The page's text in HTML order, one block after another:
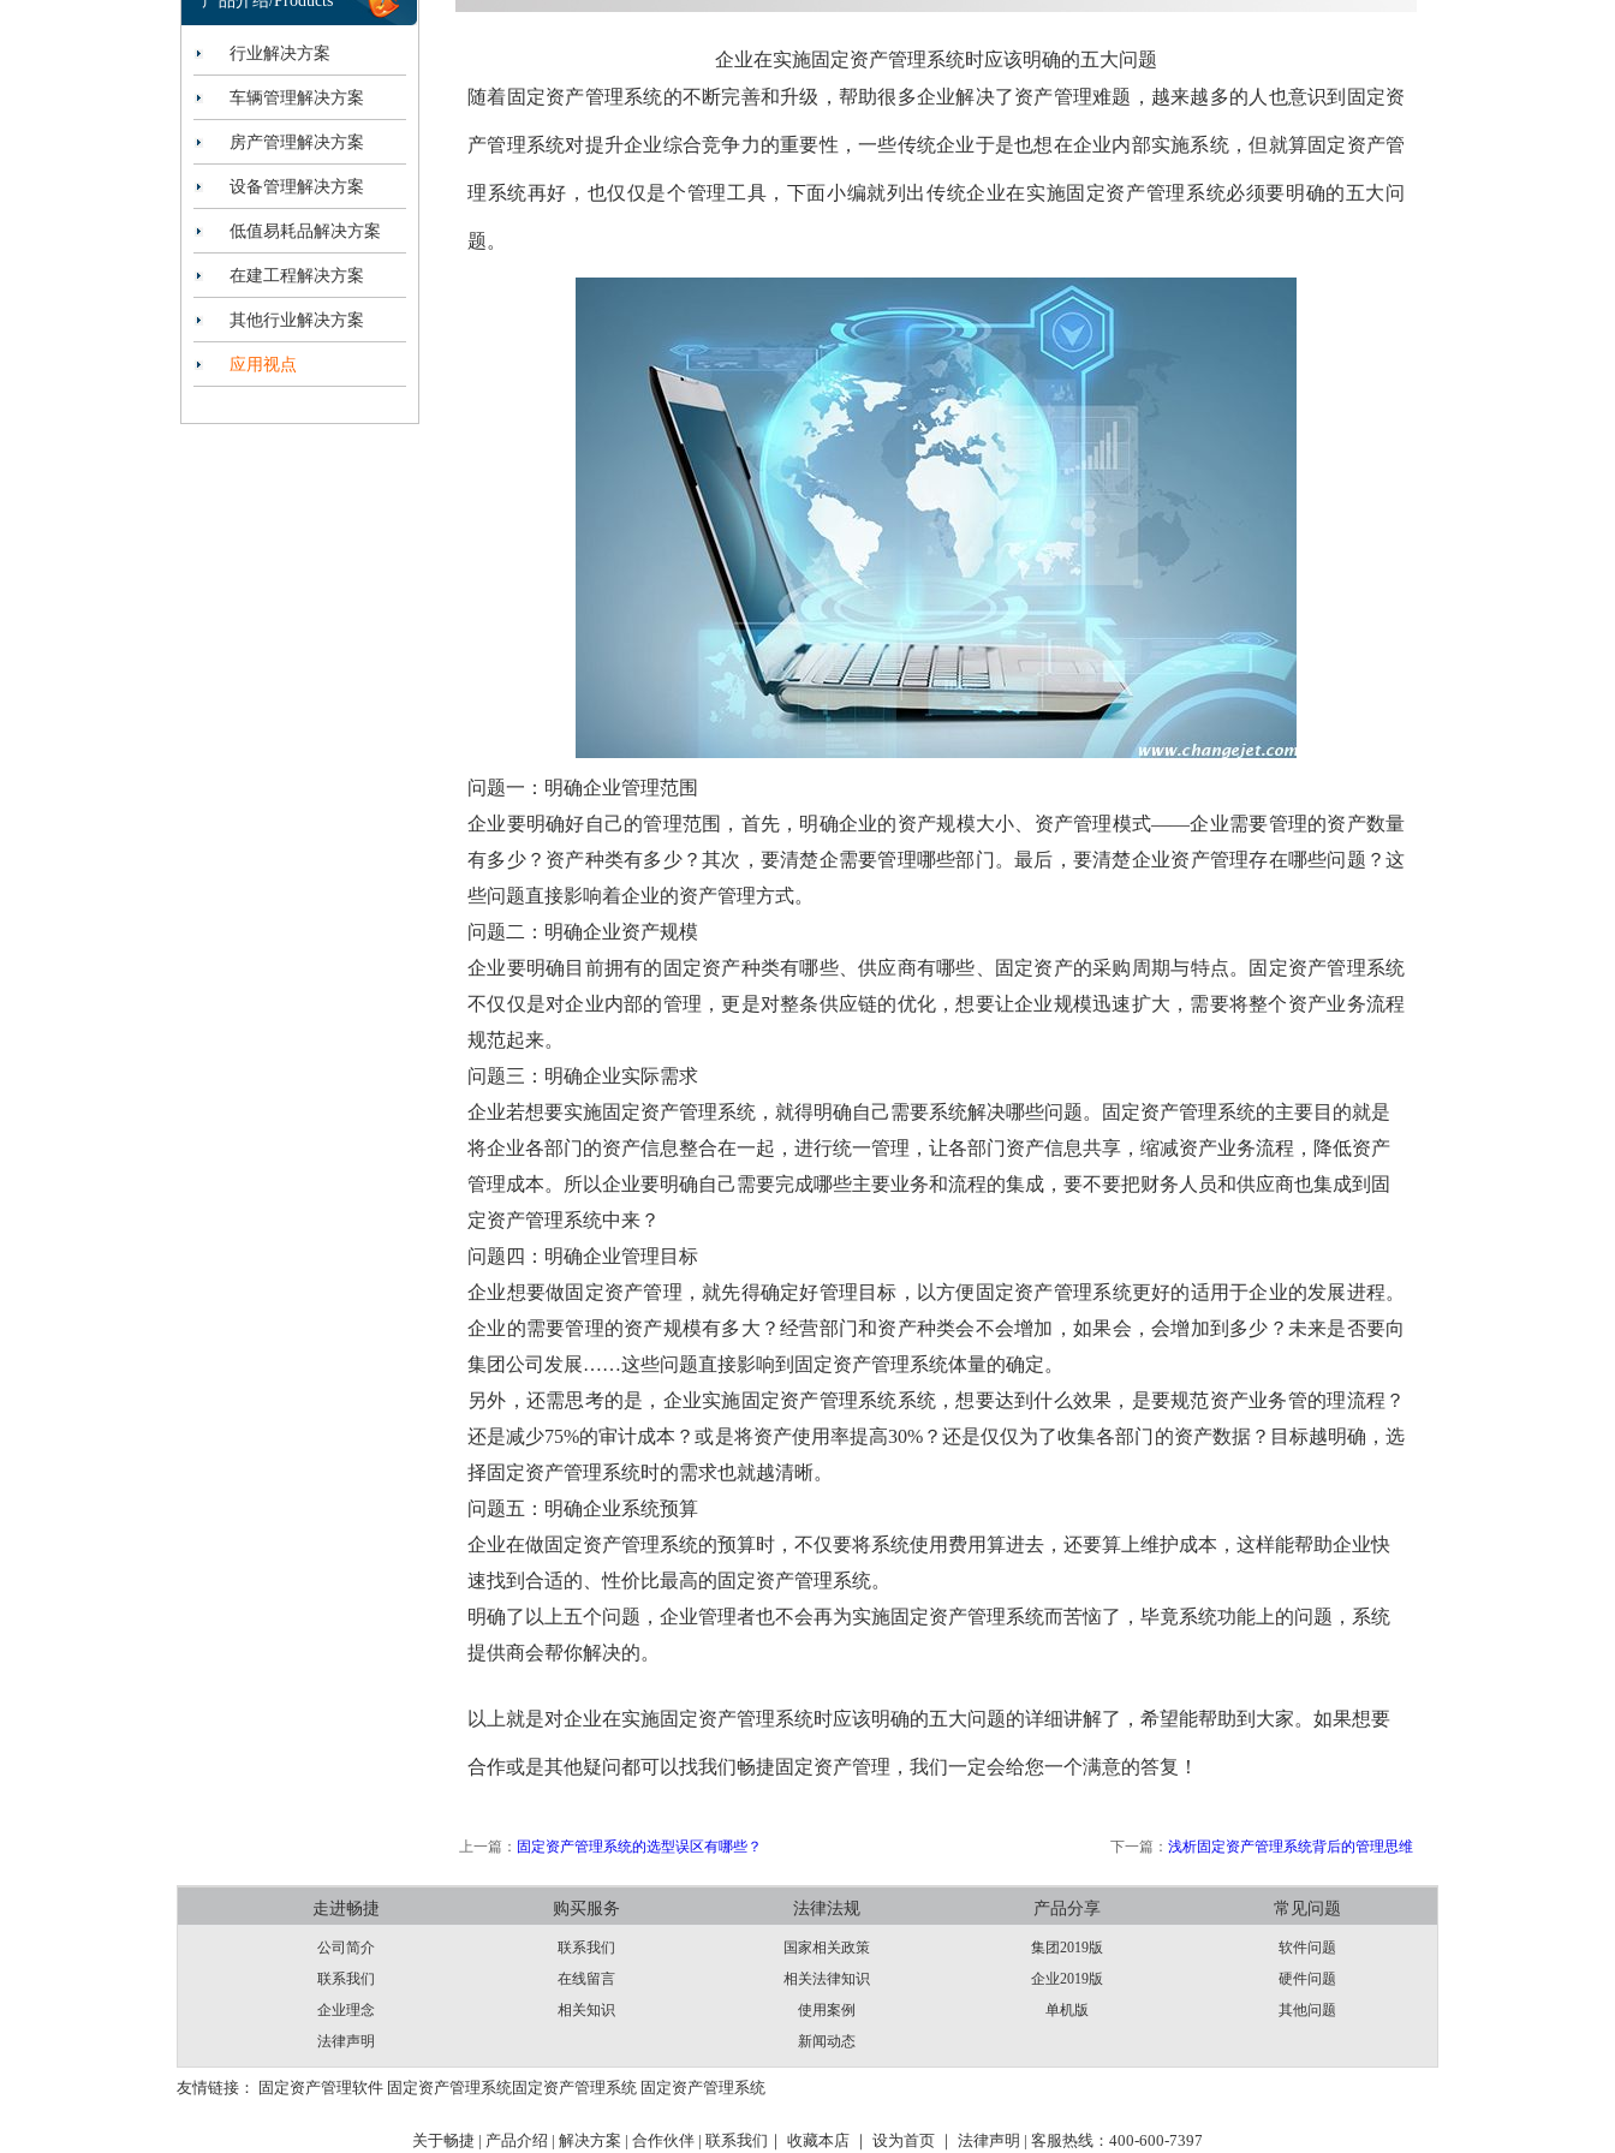
行业解决方案
车辆管理解决方案
房产管理解决方案
设备管理解决方案
低值易耗品解决方案
在建工程解决方案
其他行业解决方案
应用视点
企业在实施固定资产管理系统时应该明确的五大问题
随着固定资产管理系统的不断完善和升级，帮助很多企业解决了资产管理难题，越来越多的 人 也意识到 固定资
产管理系统对提升企业综合竞争力的重要性，一些传统企业于是也想在企业内部实施系统，但就算固定资产管
理系统再好，也仅仅是个管理工具， 下面小编就列出传统企业在实施固定资产管理系统必须要明确的五大问
题。
问题一：明确企业管理范围
企业要明确好自己的管理范围 ，首先，明确企业的资产规模大小 资产管理模式——企业需要管理的资产数量
有多少？ 资产种类有多少？其次，要清楚企需要管理哪些部门 。最后，要清楚企业资产管理存在哪些问题 ？这
些问题直接影响着企业的资产管理方式。
问题二：明确企业资产规模
企业要明确 目前拥有的 固定资产种类有哪些、供应商有哪些、固定资产的采购周期与特点。
固定资产管理系统
不仅仅是对企业内部的管理，更是对整条供应链的优化，想要让企业规模迅速扩大，需要将整个资产业务流程
规范起来。
问题三：明确企业实际需求
企业若想要实施固定资产管理系统 ，就得明确自己需要系统解决哪些问题。 固定资产管理系统的主要目的就是
将企业各部门的资产信息整合在一起 ，进行统一管理，让各部门资产信息共享 ，缩减资产业务流程，降低资产
管理成本。所以企业要明确自己需要完成哪些主要业务和流程的集成，要不要把财务人员和供应商也集成到 固
定资产管理系统中来？
问题四：明确企业管理目标
企业想要做固定资产管理 ， 就先得确定好管理 目标，以方便 固定资产管理系统更好的适用于企业的发展进程。
企业的需要管理的资产规模有多大？经营部门和资产种类会不会增加，如果会，会增加到多少？未来是否要向
集团公司 发展……这些问题直接影响到 固定资产管理系统体量的确定。
另外，还需思考的是，企业实施固定资产管理系统系统，想要达到什么效果，是要规范资产业务管的理流程？
还是减少75%的审计成本 ？或是将资产使用率提高30%？还是仅仅为了收集各部门的资产数据？目标越明确，选
择固定资产管理系统时的需求也就越清晰。
问题五：明确企业系统预算
企业在做固定资产管理系统的预算时，不仅要将系统使用费用算进去，还要算上维护成本，这样能帮助企业快
速找到合适的、性价比最高的固定资产管理系统。
明确了 以上五个问题，企业管理者也不会再为实施固定资产管理系统而苦恼了，毕竟系统功能上的问题，系统
提供商会帮你解决的。
以上就是对企业在实施固定资产管理系统时应该明确的五大问题的详细讲解了，希望能帮助到大家。如果想要
合作或是其他疑问都可以找我们畅捷固定资产管理 ，我们一定会给您一个满意的答复！
上一篇： 固定资产管理系统的选型误区有哪些？ 下一篇： 浅析固定资产管理系统背后的管理思维
走进畅捷
公司简介
联系我们
企业理念
法律声明
购买服务
联系我们
在线留言
相关知识
法律法规
国家相关政策
相关法律知识
使用案例
新闻动态
产品分享
集团2019版
企业2019版
单机版
常见问题
软件问题
硬件问题
其他问题
友情链接： 固定资产管理软件 固定资产管理系统固定资产管理系统 固定资产管理系统
关于畅捷 | 产品介绍 | 解决方案 | 合作伙伴 | 联系我们｜ 收藏本店 ｜ 设为首页 ｜ 法律声明 | 客服热线：400-600-7397